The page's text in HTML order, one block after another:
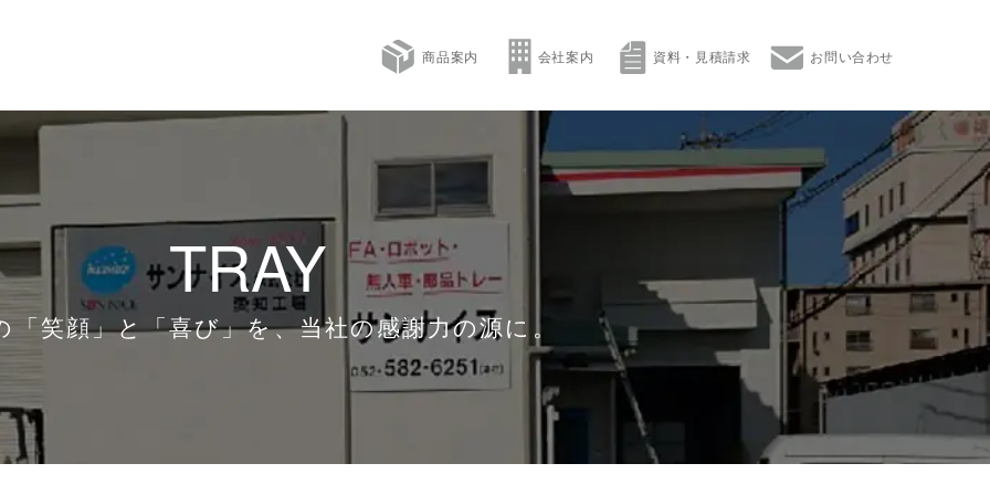
商品案内 会社案内 資料・見積請求 お問い合わせ
TRAY
「笑顔」と「喜び」を、当社の感謝力の源に。